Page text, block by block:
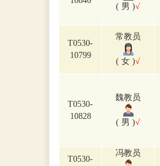
( 男 )√
T0530-
10799
常教员
( 女 )√
T0530-
10828
魏教员
( 男 )√
T0530-
冯教员